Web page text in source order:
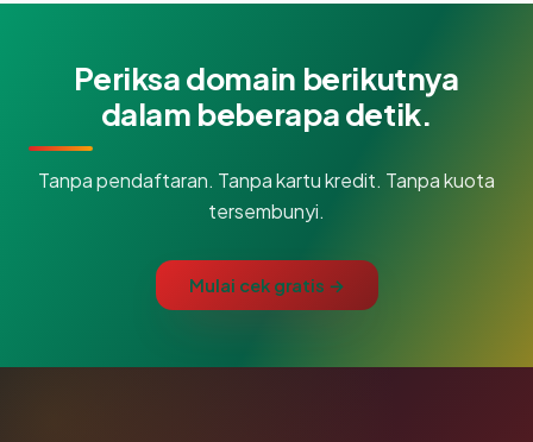
Periksa domain berikutnya
dalam beberapa detik.
Tanpa pendaftaran. Tanpa kartu kredit. Tanpa kuota
tersembunyi.
Mulai cek gratis →